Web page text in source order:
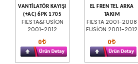
VANTİLATÖR KAYIŞI
(+AC) 6PK 1705
FIESTA&FUSİON
2001-2012
0
EL FREN TEL ARKA
TAKIM
FIESTA 2001-2008
FUSİON 2001-2012
0